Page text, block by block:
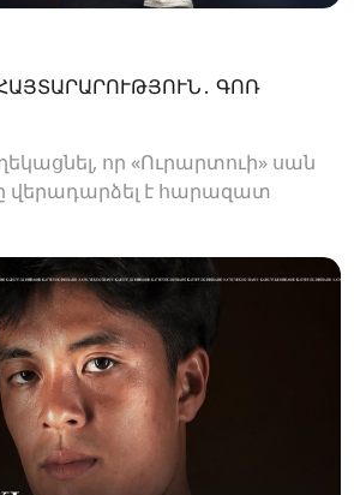
ԳՈՌ
որ «Ուրարտուի» սան
վերադարձել է հարազատ